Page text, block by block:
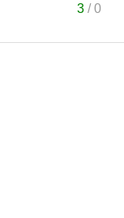
3/0